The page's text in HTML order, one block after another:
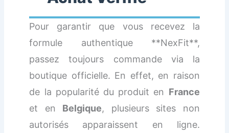
Pour garantir que vous recevez la
formule authentique **NexFit**,
passez toujours commande via la
boutique officielle. En effet, en raison
de la popularité du produit en France
et en Belgique, plusieurs sites non
autorisés apparaissent en ligne.